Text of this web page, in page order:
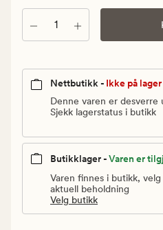
Antall
Nettbutikk - Ikke på lager
Denne varen er
Sjekk lagerstatus i butikk
Butikklager -Varen er
Varen finnes i butikk,
aktuell beholdning
Velg butikk